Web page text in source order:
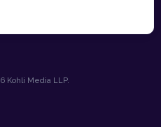
Kohli Media LLP.